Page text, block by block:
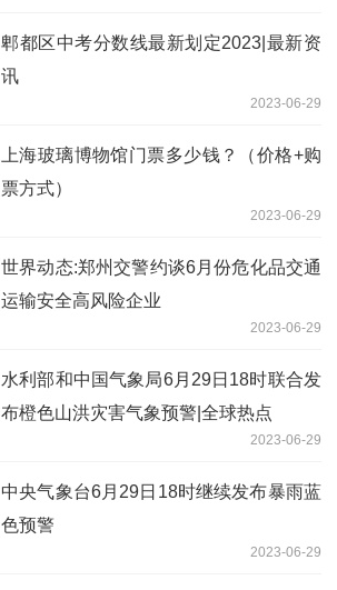
郫都区中考分数线最新划定2023|最新资
讯
2023-06-29
上海玻璃博物馆门票多少钱？（价格+购
票方式）
2023-06-29
世界动态:郑州交警约谈6月份危化品交通
运输安全高风险企业
2023-06-29
水利部和中国气象局6月29日18时联合发
布橙色山洪灾害气象预警|全球热点
2023-06-29
中央气象台6月29日18时继续发布暴雨蓝
色预警
2023-06-29